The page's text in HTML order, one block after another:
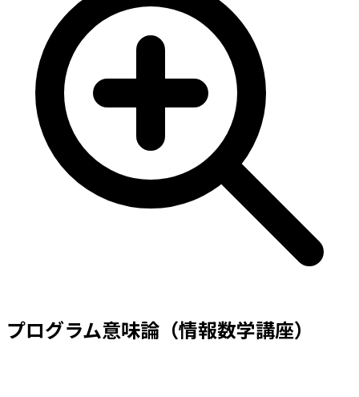
プログラム意味論（情報数学講座）